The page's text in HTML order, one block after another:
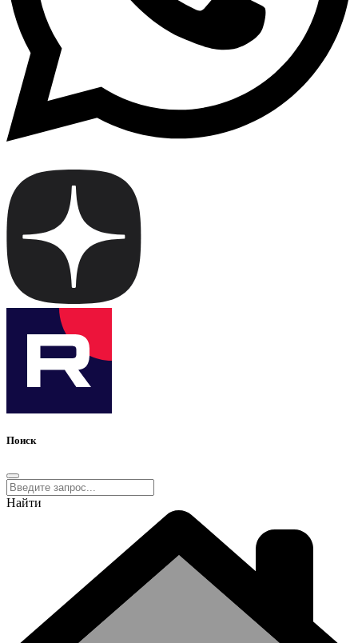
Поиск
Найти